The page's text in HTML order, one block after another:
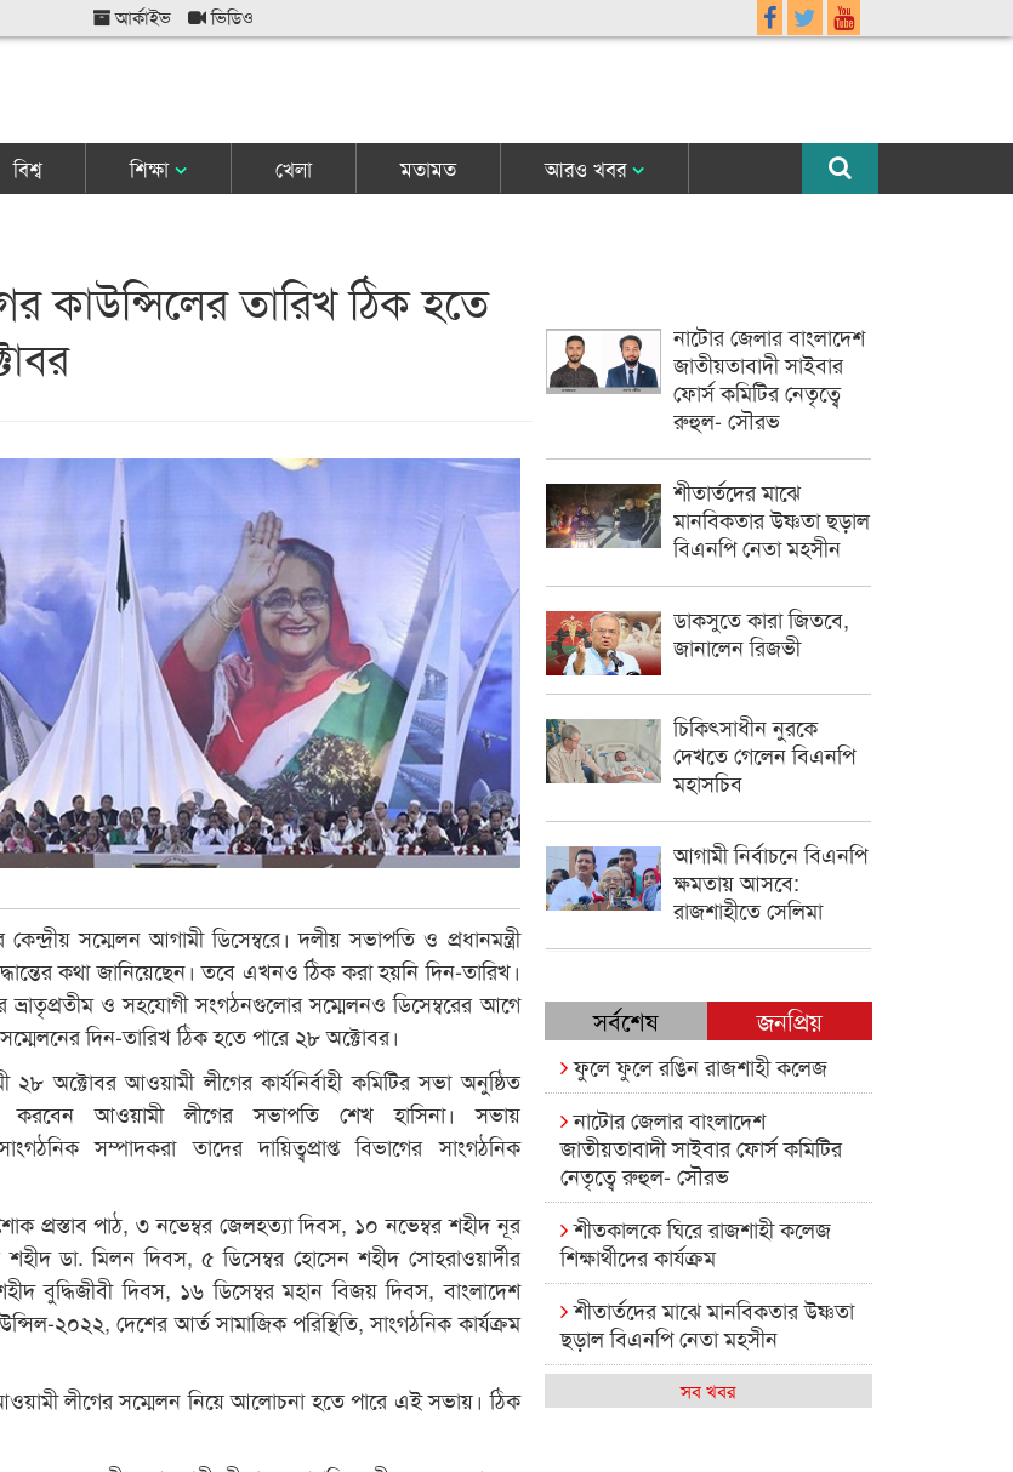
আর্কাইভ ভিডিও
বিশ্ব শিক্ষা খেলা মতামত আরও খবর
কাউন্সিলের তারিখ ঠিক হতে
সম্মেলন আগামী ডিসেম্বরে। দলীয় সভাপতি ও প্রধানমন্ত্রী
কথা জানিয়েছেন। তবে এখনও ঠিক করা হয়নি দিন-তারিখ।
ও সহযোগী সংগঠনগুলোর সম্মেলনও ডিসেম্বরের আগে
দিন-তারিখ ঠিক হতে পারে ২৮ অক্টোবর।
২৮ অক্টোবর আওয়ামী লীগের কার্যনির্বাহী কমিটির সভা অনুষ্ঠিত
করবেন আওয়ামী লীগের সভাপতি শেখ হাসিনা। সভায়
সম্পাদকরা তাদের দায়িত্বপ্রাপ্ত বিভাগের সাংগঠনিক
প্রস্তাব পাঠ, ৩ নভেম্বর জেলহত্যা দিবস, ১০ নভেম্বর শহীদ নূর
ডা. মিলন দিবস, ৫ ডিসেম্বর হোসেন শহীদ সোহরাওয়ার্দীর
বুদ্ধিজীবী দিবস, ১৬ ডিসেম্বর মহান বিজয় দিবস, বাংলাদেশ
২০২২, দেশের আর্ত সামাজিক পরিস্থিতি, সাংগঠনিক কার্যক্রম
লীগের সম্মেলন নিয়ে আলোচনা হতে পারে এই সভায়। ঠিক
নাটোর জেলার বাংলাদেশ
জাতীয়তাবাদী সাইবার
ফোর্স কমিটির নেতৃত্বে
রুহুল- সৌরভ
শীতার্তদের মাঝে
মানবিকতার উষ্ণতা ছড়াল
বিএনপি নেতা মহসীন
ডাকসুতে কারা জিতবে,
জানালেন রিজভী
চিকিৎসাধীন ‍নুরকে
দেখতে গেলেন বিএনপি
মহাসচিব
আগামী নির্বাচনে বিএনপি
ক্ষমতায় আসবে:
রাজশাহীতে সেলিমা
সর্বশেষ জনপ্রিয়
ফুলে ফুলে রঙিন রাজশাহী কলেজ
নাটোর জেলার বাংলাদেশ
জাতীয়তাবাদী সাইবার ফোর্স কমিটির
নেতৃত্বে রুহুল- সৌরভ
শীতকালকে ঘিরে রাজশাহী কলেজ
শিক্ষার্থীদের কার্যক্রম
শীতার্তদের মাঝে মানবিকতার উষ্ণতা
ছড়াল বিএনপি নেতা মহসীন
রাজশাহী কলেজের মিষ্টি বিকেল
সব খবর